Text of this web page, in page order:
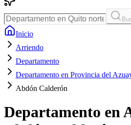
Inicio
Arriendo
Departamento
Departamento en Provincia del
Abdón Calderón
Departamento en